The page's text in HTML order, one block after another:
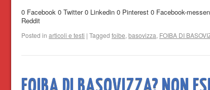
0 Facebook 0 Twitter 0 Linkedin 0 Pinterest 0 Facebook-
Reddit
Posted in articoli e testi | Tagged foibe, basovizza, FOIBA DI